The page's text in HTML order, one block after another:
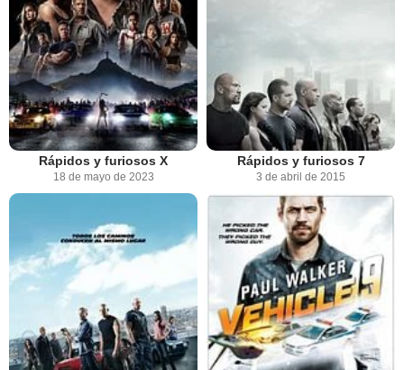
Rápidos y furiosos X
18 de mayo de 2023
Rápidos y furiosos 7
3 de abril de 2015